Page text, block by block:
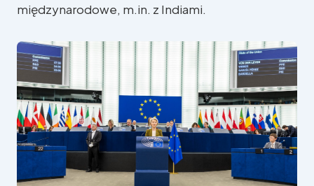
W regionie
międzynarodowe, m.in. z Indiami.